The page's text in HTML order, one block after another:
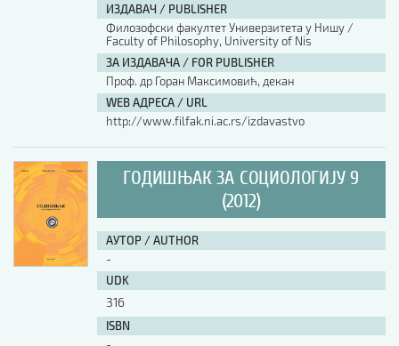
АУТОР / AUTHOR
ISBN
ISSN
COBISS.SR-ID
ИЗДАВАЧ / PUBLISHER
Филозофски факултет Универзитета у Нишу /
Faculty of Philosophy, University of Nis
ЗА ИЗДАВАЧА / FOR PUBLISHER
Проф. др Горан Максимовић, декан
WEB АДРЕСА / URL
http://www.filfak.ni.ac.rs/izdavastvo
ГОДИШЊАК ЗА СОЦИОЛОГИЈУ 9
(2012)
АУТОР / AUTHOR
-
UDK
316
ISBN